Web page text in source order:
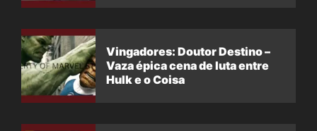
Vingadores: Doutor Destino –
Vaza épica cena de luta entre
Hulk e o Coisa